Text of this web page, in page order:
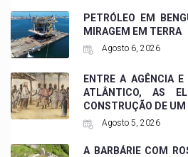
PETRÓLEO EM
MIRAGEM EM TERRA
Agosto 6, 2026
ENTRE A AGÊNCIA
ATLÂNTICO, AS
CONSTRUÇÃO DE
Agosto 5, 2026
A BARBÁRIE COM